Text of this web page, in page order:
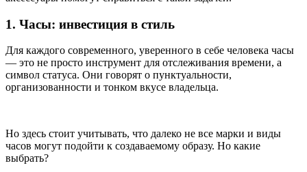
1. Часы: инвестиция в стиль
Для каждого современного, уверенного в себе человека часы
— это не просто инструмент для отслеживания времени, а
символ статуса. Они говорят о пунктуальности,
организованности и тонком вкусе владельца.
Но здесь стоит учитывать, что далеко не все марки и виды
часов могут подойти к создаваемому образу. Но какие
выбрать?